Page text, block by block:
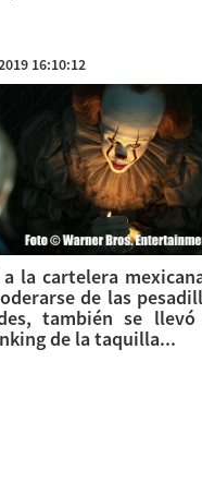
16:10:12
la cartelera
de las
también se
de la taquilla...